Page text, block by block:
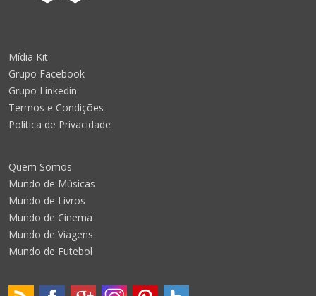
Mídia Kit
Grupo Facebook
Grupo Linkedin
Termos e Condições
Política de Privacidade
Quem Somos
Mundo de Músicas
Mundo de Livros
Mundo de Cinema
Mundo de Viagens
Mundo de Futebol